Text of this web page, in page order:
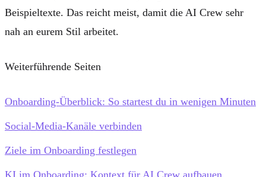
Beispieltexte. Das reicht meist, damit die AI Crew sehr
nah an eurem Stil arbeitet.
Weiterführende Seiten
Onboarding-Überblick: So startest du in wenigen Minuten
Social-Media-Kanäle verbinden
Ziele im Onboarding festlegen
KI im Onboarding: Kontext für AI Crew aufbauen